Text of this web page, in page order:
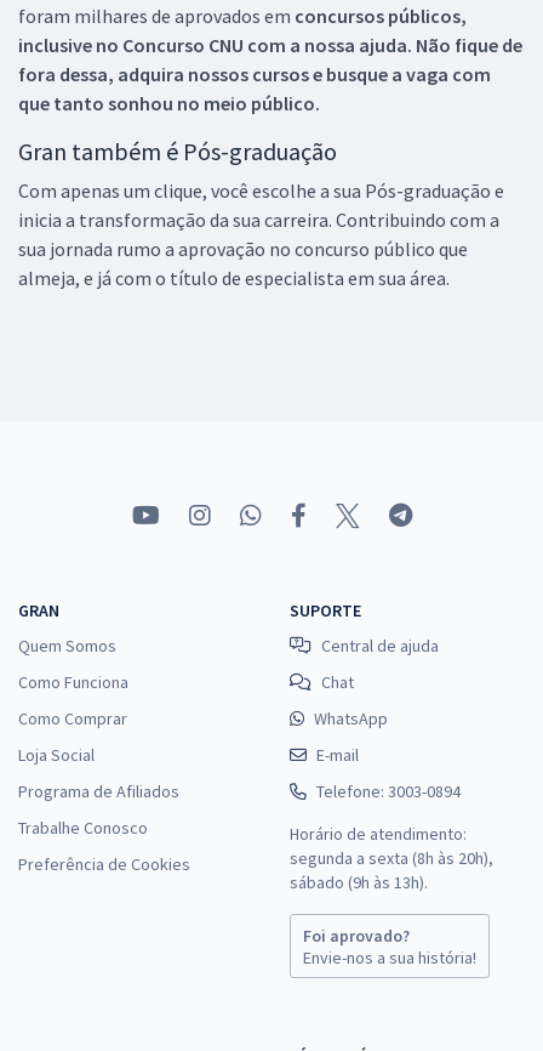
foram milhares de aprovados em concursos públicos,
inclusive no Concurso CNU com a nossa ajuda. Não fique de
fora dessa, adquira nossos cursos e busque a vaga com
que tanto sonhou no meio público.
Gran também é Pós-graduação
Com apenas um clique, você escolhe a sua Pós-graduação e
inicia a transformação da sua carreira. Contribuindo com a
sua jornada rumo a aprovação no concurso público que
almeja, e já com o título de especialista em sua área.
GRAN
Quem Somos
Como Funciona
Como Comprar
Loja Social
Programa de Afiliados
Trabalhe Conosco
Preferência de Cookies
SUPORTE
Central de ajuda
Chat
WhatsApp
E-mail
Telefone: 3003-0894
Horário de atendimento:
segunda a sexta (8h às 20h),
sábado (9h às 13h).
Foi aprovado?
Envie-nos a sua história!